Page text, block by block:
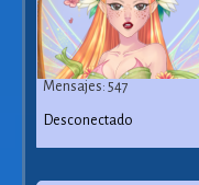
Mensajes: 547
Desconectado